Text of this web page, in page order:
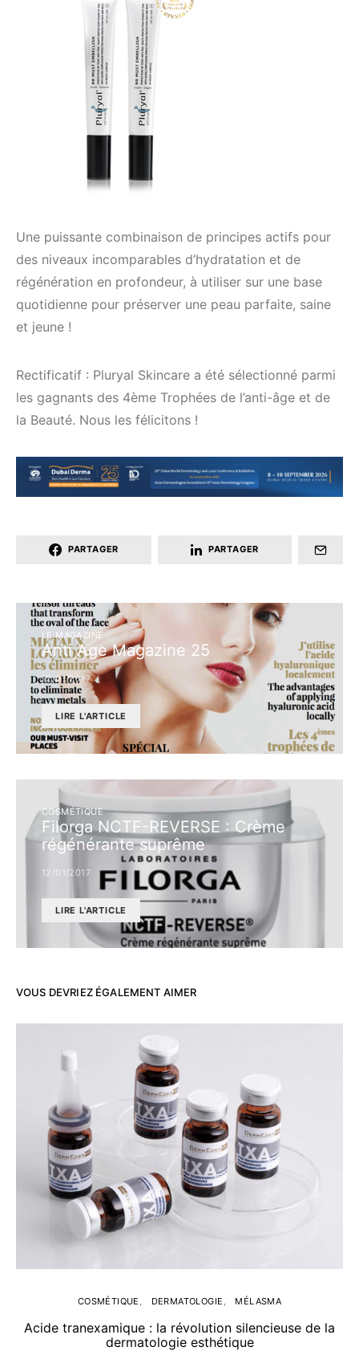
Une puissante combinaison de principes actifs pour
des niveaux incomparables d’hydratation et de
régénération en profondeur, à utiliser sur une base
quotidienne pour préserver une peau parfaite, saine
et jeune !
Rectificatif : Pluryal Skincare a été sélectionné parmi
les gagnants des 4ème Trophées de l’anti-âge et de
la Beauté. Nous les félicitons !
PARTAGER PARTAGER
LE MAGAZINE
Anti Age Magazine 25
12/01/2017
LIRE L'ARTICLE
COSMÉTIQUE
Filorga NCTF-REVERSE : Crème
régénérante suprême
12/01/2017
LIRE L'ARTICLE
VOUS DEVRIEZ ÉGALEMENT AIMER
COSMÉTIQUE DERMATOLOGIE MÉLASMA
Acide tranexamique : la révolution silencieuse de la
dermatologie esthétique